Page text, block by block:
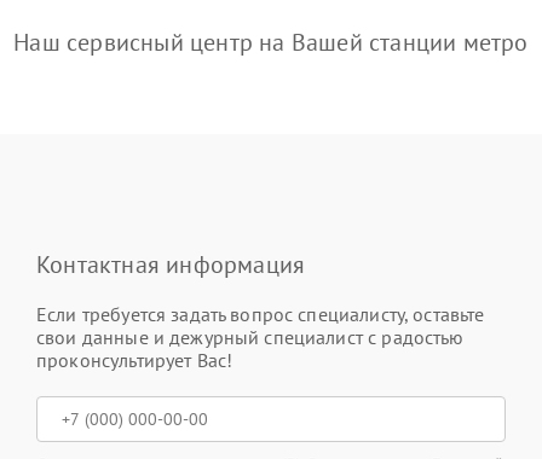
Наш сервисный центр на Вашей станции метро
Контактная информация
Если требуется задать вопрос специалисту, оставьте
свои данные и дежурный специалист с радостью
проконсультирует Вас!